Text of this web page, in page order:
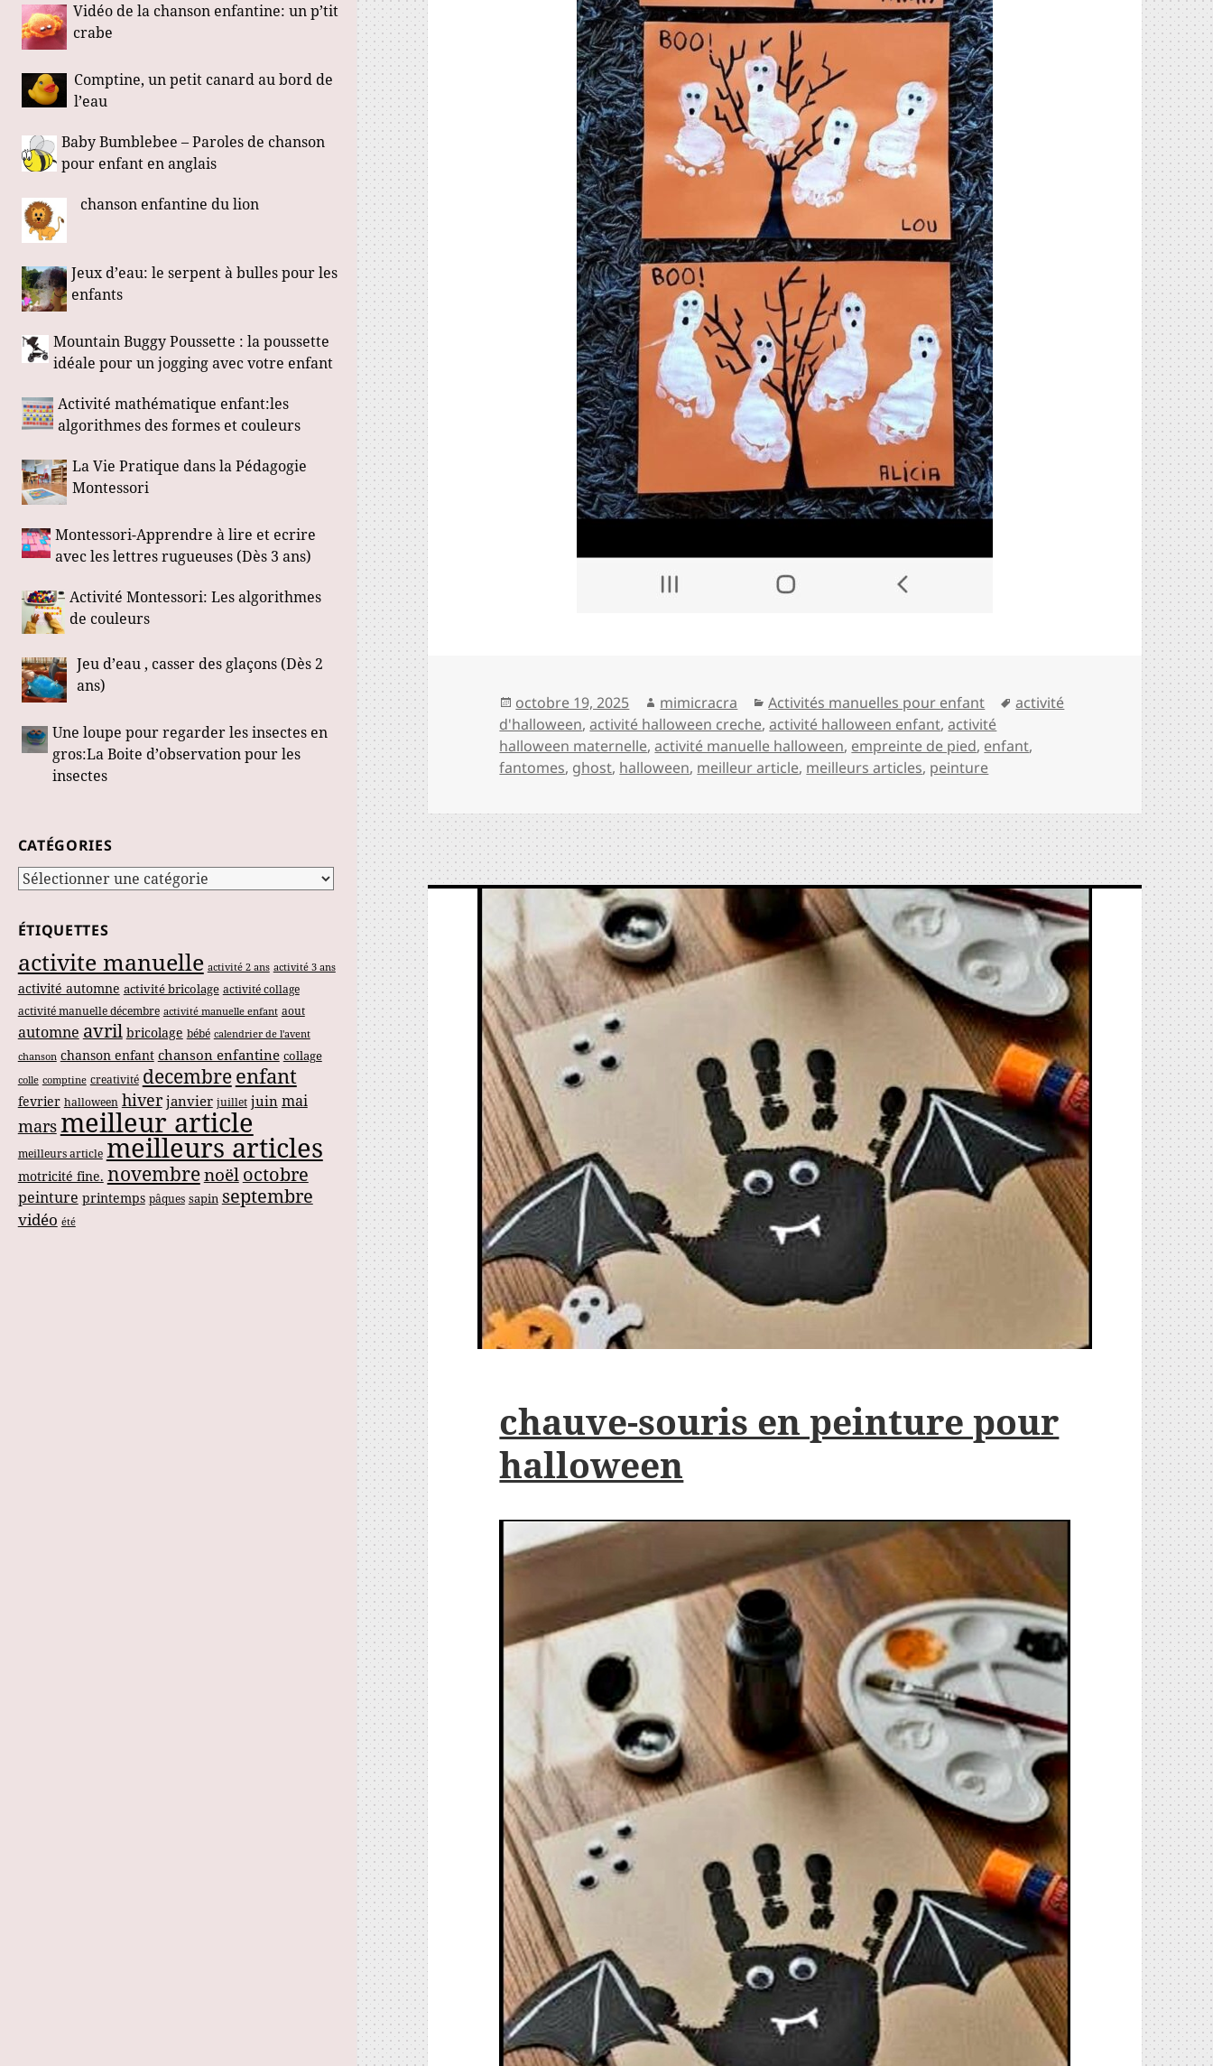
Vidéo de la chanson enfantine: un p’tit
crabe
Comptine, un petit canard au bord de
l’eau
Baby Bumblebee – Paroles de chanson
pour enfant en anglais
chanson enfantine du lion
Jeux d’eau: le serpent à bulles pour les
enfants
Mountain Buggy Poussette : la poussette
idéale pour un jogging avec votre enfant
Activité mathématique enfant:les
algorithmes des formes et couleurs
La Vie Pratique dans la Pédagogie
Montessori
Montessori-Apprendre à lire et ecrire
avec les lettres rugueuses (Dès 3 ans)
Activité Montessori: Les algorithmes
de couleurs
Jeu d’eau , casser des glaçons (Dès 2
ans)
Une loupe pour regarder les insectes en
gros:La Boite d’observation pour les
insectes
CATÉGORIES
Catégories
ÉTIQUETTES
activite manuelle activité 2 ans activité 3 ans
activité automne activité bricolage activité collage
activité manuelle décembre activité manuelle enfant aout
automne avril bricolage bébé calendrier de l'avent
chanson chanson enfant chanson enfantine collage
colle comptine creativité decembreenfant
fevrier halloween hiver janvier juillet juin mai
marsmeilleur article
meilleurs article meilleurs articles
motricité fine. novembrenoëloctobre
peinture printemps pâques sapin septembre
vidéo été
Publié
le
octobre 19, 2025 Auteur
mimicracra Catégories
Activités manuelles pour enfant
Mots-
activité
d'halloween,activité halloween creche,activité halloween enfant,activité
halloween maternelle,activité manuelle halloween, empreinte de pied, enfant,
fantomes, ghost, halloween, meilleur article, meilleurs articles, peinture
chauve-souris en peinture pour
halloween